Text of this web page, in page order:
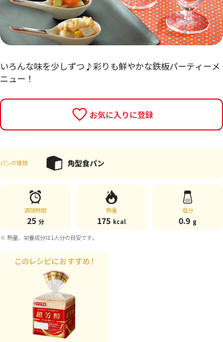
いろんな味を少しずつ♪彩りも鮮やかな鉄板パーティーメ
ニュー！
お気に入りに登録
パンの種類 角型食パン
調理時間
25 分
熱量
175 kcal
塩分
0.9 g
※ 熱量、栄養成分は1人分の目安です。